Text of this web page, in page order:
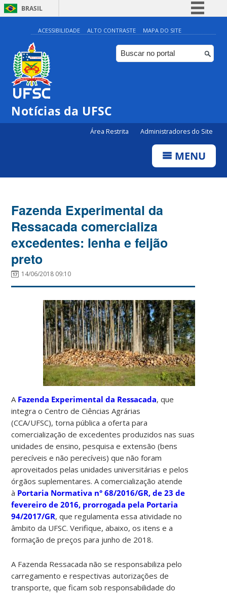
BRASIL
Simplifique!
Comunica BR
Participe
ACESSIBILIDADE ALTO CONTRASTE MAPA DO SITE
Notícias da UFSC
Área Restrita Administradores do Site
MENU
Fazenda Experimental da
Ressacada comercializa
excedentes: lenha e feijão
preto
14/06/2018 09:10
A Fazenda Experimental da Ressacada, que
integra o Centro de Ciências Agrárias
(CCA/UFSC), torna pública a oferta para
comercialização de excedentes produzidos nas suas
unidades de ensino, pesquisa e extensão (bens
perecíveis e não perecíveis) que não foram
aproveitados pelas unidades universitárias e pelos
órgãos suplementares. A comercialização atende
à Portaria Normativa n° 68/2016/GR, de 23 de
fevereiro de 2016, prorrogada pela Portaria
94/2017/GR, que regulamenta essa atividade no
âmbito da UFSC. Verifique, abaixo, os itens e a
formação de preços para junho de 2018.
A Fazenda Ressacada não se responsabiliza pelo
carregamento e respectivas autorizações de
transporte, que ficam sob responsabilidade do